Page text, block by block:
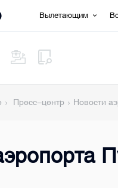
Вылетающим
Пресс-центр Новости